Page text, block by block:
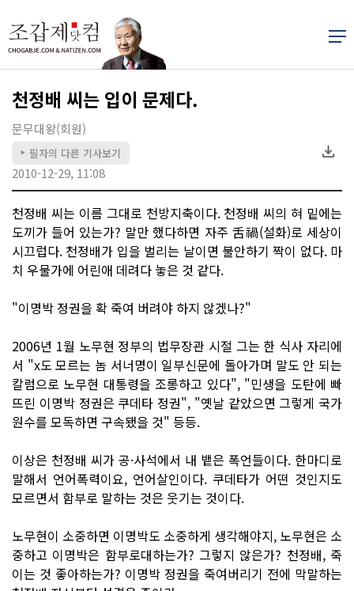
천정배 씨는 입이 문제다.
문무대왕(회원)
▶ 필자의 다른 기사보기
2010-12-29, 11:08
천정배 씨는 이름 그대로 천방지축이다. 천정배 씨의 혀 밑에는
도끼가 들어 있는가? 말만 했다하면 자주 舌禍(설화)로 세상이
시끄럽다. 천정배가 입을 벌리는 날이면 불안하기 짝이 없다. 마
치 우물가에 어린애 데려다 놓은 것 같다.
"이명박 정권을 확 죽여 버려야 하지 않겠나?"
2006년 1월 노무현 정부의 법무장관 시절 그는 한 식사 자리에
서 "x도 모르는 놈 서너명이 일부신문에 돌아가며 말도 안 되는
칼럼으로 노무현 대통령을 조롱하고 있다", "민생을 도탄에 빠
뜨린 이명박 정권은 쿠데타 정권", "옛날 같았으면 그렇게 국가
원수를 모독하면 구속됐을 것" 등등.
이상은 천정배 씨가 공·사석에서 내 뱉은 폭언들이다. 한마디로
말해서 언어폭력이요, 언어살인이다. 쿠데타가 어떤 것인지도
모르면서 함부로 말하는 것은 웃기는 것이다.
노무현이 소중하면 이명박도 소중하게 생각해야지, 노무현은 소
중하고 이명박은 함부로대하는가? 그렇지 않은가? 천정배, 죽
이는 것 좋아하는가? 이명박 정권을 죽여버리기 전에 막말하는